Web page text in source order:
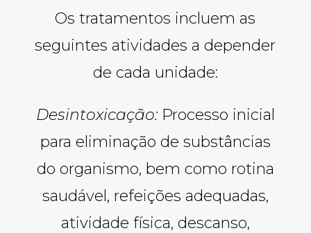
Os tratamentos incluem as
seguintes atividades a depender
de cada unidade:
Desintoxicação:Processo inicial
para eliminação de substâncias
do organismo, bem como rotina
saudável, refeições adequadas,
atividade física, descanso,